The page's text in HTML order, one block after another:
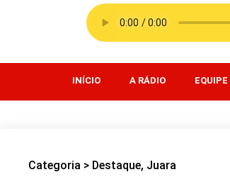
INÍCIO A RÁDIO EQUIPE
Categoria > Destaque, Juara